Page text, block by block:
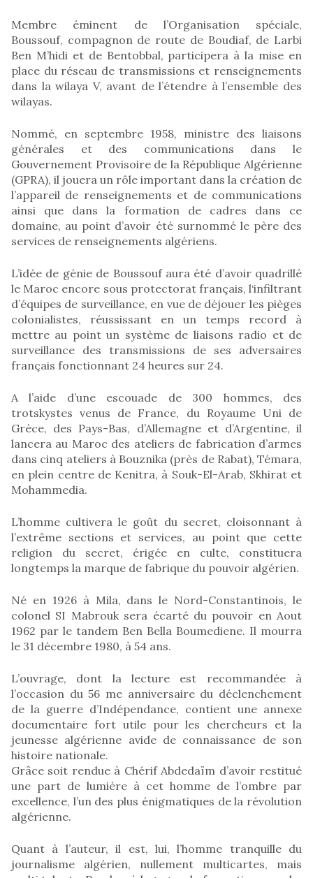
Membre éminent de l’Organisation spéciale,
Boussouf, compagnon de route de Boudiaf, de Larbi
Ben M’hidi et de Bentobbal, participera à la mise en
place du réseau de transmissions et renseignements
dans la wilaya V, avant de l’étendre à l’ensemble des
wilayas.
Nommé, en septembre 1958, ministre des liaisons
générales et des communications dans le
Gouvernement Provisoire de la République Algérienne
(GPRA), il jouera un rôle important dans la création de
l’appareil de renseignements et de communications
ainsi que dans la formation de cadres dans ce
domaine, au point d’avoir été surnommé le père des
services de renseignements algériens.
L’idée de génie de Boussouf aura été d’avoir quadrillé
le Maroc encore sous protectorat français, l‘infiltrant
d’équipes de surveillance, en vue de déjouer les pièges
colonialistes, réussissant en un temps record à
mettre au point un système de liaisons radio et de
surveillance des transmissions de ses adversaires
français fonctionnant 24 heures sur 24.
A l’aide d’une escouade de 300 hommes, des
trotskystes venus de France, du Royaume Uni de
Grèce, des Pays-Bas, d’Allemagne et d’Argentine, il
lancera au Maroc des ateliers de fabrication d’armes
dans cinq ateliers à Bouznika (près de Rabat), Témara,
en plein centre de Kenitra, à Souk-El-Arab, Skhirat et
Mohammedia.
L’homme cultivera le goût du secret, cloisonnant à
l’extrême sections et services, au point que cette
religion du secret, érigée en culte, constituera
longtemps la marque de fabrique du pouvoir algérien.
Né en 1926 à Mila, dans le Nord-Constantinois, le
colonel SI Mabrouk sera écarté du pouvoir en Aout
1962 par le tandem Ben Bella Boumediene. Il mourra
le 31 décembre 1980, à 54 ans.
L’ouvrage, dont la lecture est recommandée à
l’occasion du 56 me anniversaire du déclenchement
de la guerre d’Indépendance, contient une annexe
documentaire fort utile pour les chercheurs et la
jeunesse algérienne avide de connaissance de son
histoire nationale.
Grâce soit rendue à Chérif Abdedaïm d’avoir restitué
une part de lumière à cet homme de l’ombre par
excellence, l’un des plus énigmatiques de la révolution
algérienne.
Quant à l’auteur, il est, lui, l’homme tranquille du
journalisme algérien, nullement multicartes, mais